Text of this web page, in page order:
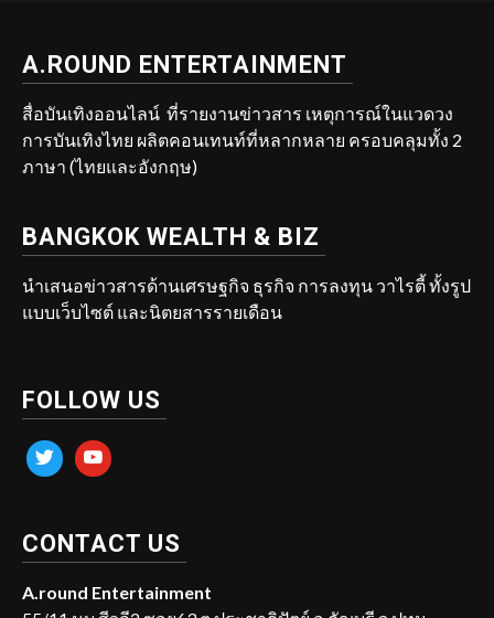
A.ROUND ENTERTAINMENT
สื่อบันเทิงออนไลน์ ที่รายงานข่าวสาร เหตุการณ์ในแวดวง
การบันเทิงไทย ผลิตคอนเทนท์ที่หลากหลาย ครอบคลุมทั้ง 2
ภาษา (ไทยและอังกฤษ)
BANGKOK WEALTH & BIZ
นำเสนอข่าวสารด้านเศรษฐกิจ ธุรกิจ การลงทุน วาไรตี้ ทั้งรูป
แบบเว็บไซต์ และนิตยสารรายเดือน
FOLLOW US
twitter youtube
CONTACT US
A.round Entertainment